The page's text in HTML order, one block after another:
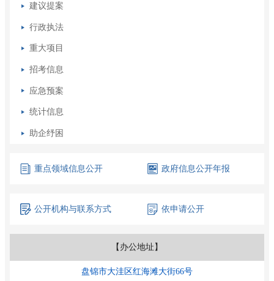
建议提案
行政执法
重大项目
招考信息
应急预案
统计信息
助企纾困
重点领域信息公开 政府信息公开年报
公开机构与联系方式 依申请公开
【办公地址】
盘锦市大洼区红海滩大街66号